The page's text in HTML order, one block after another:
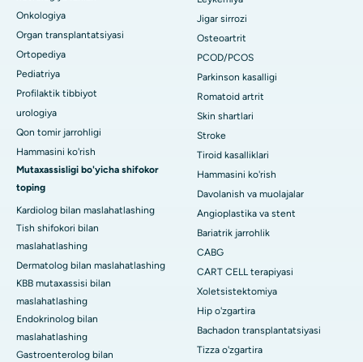
Onkologiya
Organ transplantatsiyasi
Ortopediya
Pediatriya
Profilaktik tibbiyot
urologiya
Qon tomir jarrohligi
Hammasini ko'rish
Mutaxassisligi bo'yicha shifokor
toping
Kardiolog bilan maslahatlashing
Tish shifokori bilan
maslahatlashing
Dermatolog bilan maslahatlashing
KBB mutaxassisi bilan
maslahatlashing
Endokrinolog bilan
maslahatlashing
Gastroenterolog bilan
Jigar sirrozi
Osteoartrit
PCOD/PCOS
Parkinson kasalligi
Romatoid artrit
Skin shartlari
Stroke
Tiroid kasalliklari
Hammasini ko'rish
Davolanish va muolajalar
Angioplastika va stent
Bariatrik jarrohlik
CABG
CART CELL terapiyasi
Xoletsistektomiya
Hip o'zgartira
Bachadon transplantatsiyasi
Tizza o'zgartira